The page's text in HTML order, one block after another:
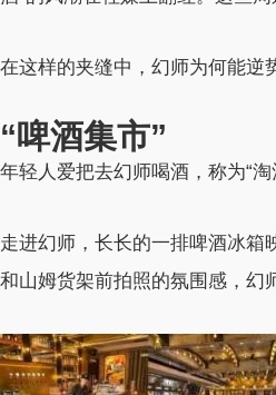
在这样的夹缝中，幻师为何能逆
“啤酒集市”
年轻人爱把去幻师喝酒，称为“
走进幻师，长长的一排啤酒冰箱
和山姆货架前拍照的氛围感，幻